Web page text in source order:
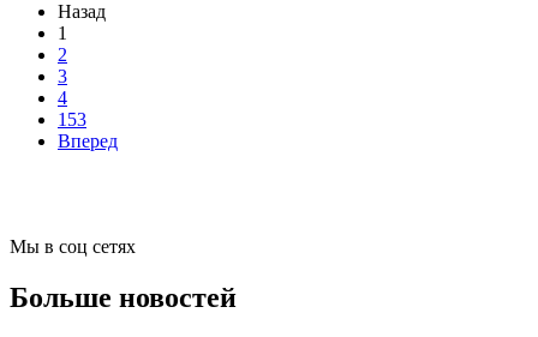
Назад
1
2
3
4
153
Вперед
Мы в соц сетях
Больше новостей